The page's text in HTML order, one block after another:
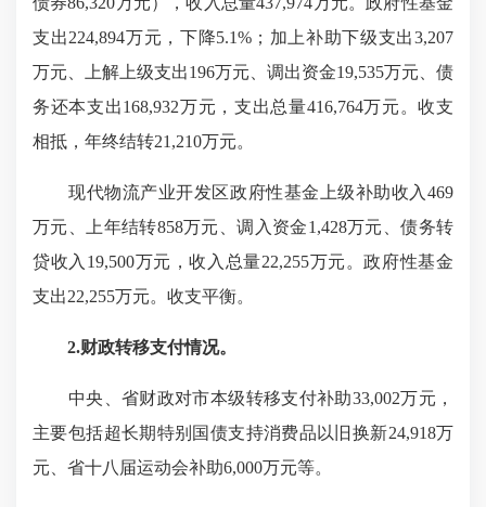
支出224,894万元，下降5.1%；加上补助下级支出3,207
万元、上解上级支出196万元、调出资金19,535万元、债
务还本支出168,932万元，支出总量416,764万元。收支
相抵，年终结转21,210万元。
现代物流产业开发区政府性基金上级补助收入469
万元、上年结转858万元、调入资金1,428万元、债务转
贷收入19,500万元，收入总量22,255万元。政府性基金
支出22,255万元。收支平衡。
2.财政转移支付情况。
中央、省财政对市本级转移支付补助33,002万元，
主要包括超长期特别国债支持消费品以旧换新24,918万
元、省十八届运动会补助6,000万元等。